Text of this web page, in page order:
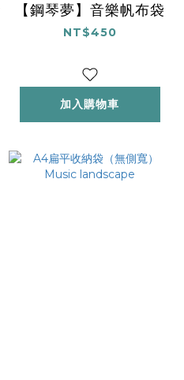
【鋼琴夢】音樂帆布袋
NT$450
加入購物車